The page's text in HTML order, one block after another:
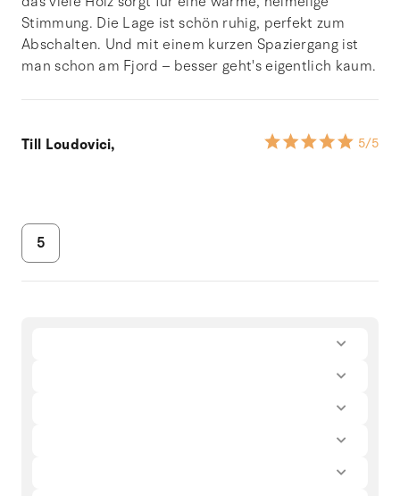
Stimmung. Die Lage ist schön ruhig, perfekt zum
Abschalten. Und mit einem kurzen Spaziergang ist
man schon am Fjord – besser geht's eigentlich kaum.
Till Loudovici, 5/5
5